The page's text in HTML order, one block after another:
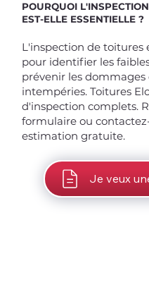
POURQUOI
EST-ELLE ESSENTIELLE ?
L'inspection de toitures
pour identifier les
prévenir les dommages
intempéries. Toitures
d'inspection complets.
formulaire ou
estimation gratuite.
Je veux